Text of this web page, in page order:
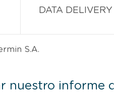
DATA DELIVERY
S.A.
nuestro informe